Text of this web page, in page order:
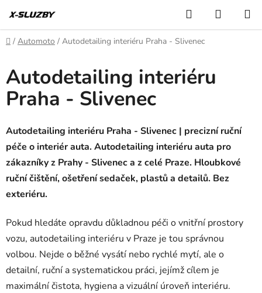
na
obsah
Hledat
KOŠÍK
Domů
/ Automoto / Autodetailing interiéru Praha - Slivenec
Autodetailing interiéru
Praha - Slivenec
Autodetailing interiéru Praha - Slivenec | precizní ruční
péče o interiér auta. Autodetailing interiéru auta pro
zákazníky z Prahy - Slivenec a z celé Praze. Hloubkové
ruční čištění, ošetření sedaček, plastů a detailů. Bez
exteriéru.
Pokud hledáte opravdu důkladnou péči o vnitřní prostory
vozu, autodetailing interiéru v Praze je tou správnou
volbou. Nejde o běžné vysátí nebo rychlé mytí, ale o
detailní, ruční a systematickou práci, jejímž cílem je
maximální čistota, hygiena a vizuální úroveň interiéru.